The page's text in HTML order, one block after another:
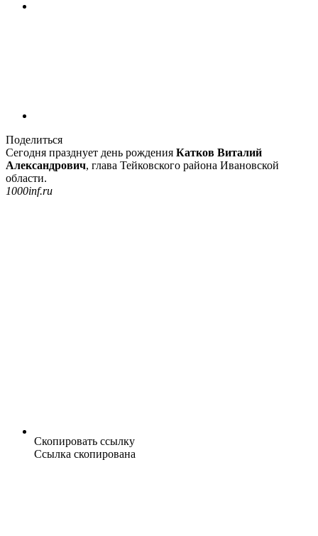
Поделиться
Сегодня празднует день рождения Катков Виталий
Александрович, глава Тейковского района Ивановской
области.
1000inf.ru
Скопировать ссылку
Ссылка скопирована